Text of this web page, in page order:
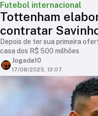
Futebol internacional
Tottenham
contratar
Depois de ter sua primeira
casa dos R$ 500 milhões
Jogada10
17/08/2025, 13:07